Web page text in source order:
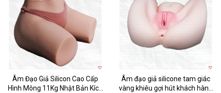
Âm Đạo Giả Silicon Cao Cấp
Hình Mông 11Kg Nhật Bản Kích
Âm đạo giả silicone tam giác
vàng khiêu gợi hút khách hàng